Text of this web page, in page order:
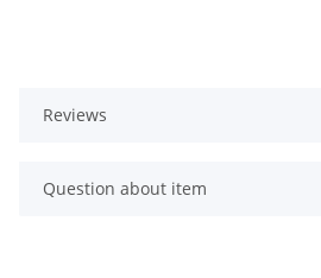
Reviews
Question about item